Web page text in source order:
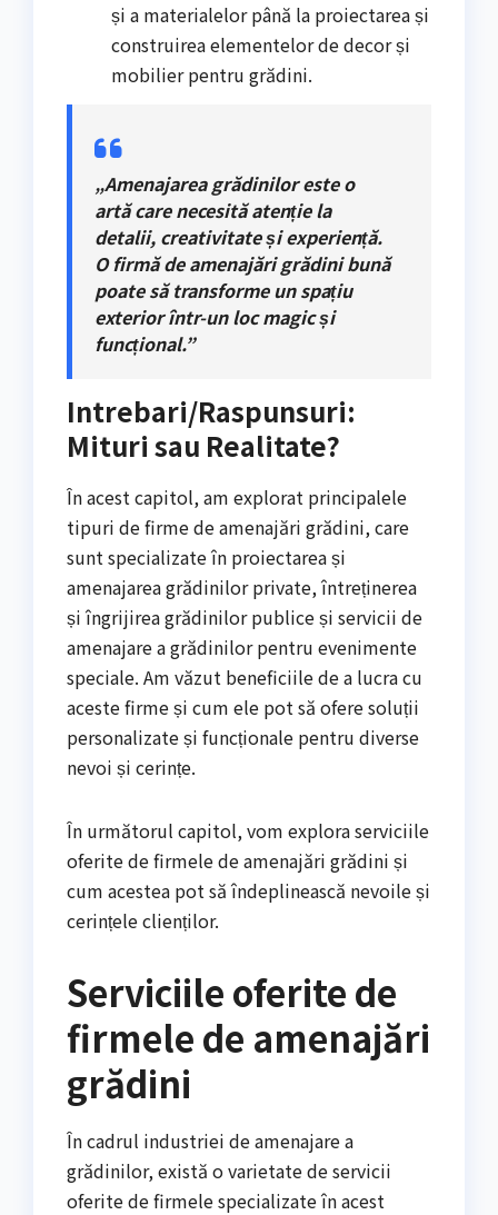
și a materialelor până la proiectarea și
construirea elementelor de decor și
mobilier pentru grădini.
„Amenajarea grădinilor este o
artă care necesită atenție la
detalii, creativitate și experiență.
O firmă de amenajări grădini bună
poate să transforme un spațiu
exterior într-un loc magic și
funcțional.”
Intrebari/Raspunsuri:
Mituri sau Realitate?
În acest capitol, am explorat principalele
tipuri de firme de amenajări grădini, care
sunt specializate în proiectarea și
amenajarea grădinilor private, întreținerea
și îngrijirea grădinilor publice și servicii de
amenajare a grădinilor pentru evenimente
speciale. Am văzut beneficiile de a lucra cu
aceste firme și cum ele pot să ofere soluții
personalizate și funcționale pentru diverse
nevoi și cerințe.
În următorul capitol, vom explora serviciile
oferite de firmele de amenajări grădini și
cum acestea pot să îndeplinească nevoile și
cerințele clienților.
Serviciile oferite de
firmele de amenajări
grădini
În cadrul industriei de amenajare a
grădinilor, există o varietate de servicii
oferite de firmele specializate în acest